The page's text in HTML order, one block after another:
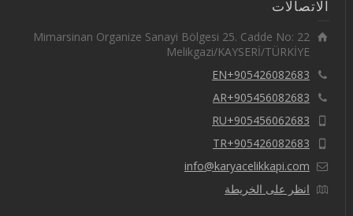
الاتصالات
Mimarsinan Organize Sanayi Bölgesi 25. Cadde No: 22
Melikgazi/KAYSERİ/TÜRKİYE
EN+905426082683
AR+905456082683
RU+905456062683
TR+905426082683
info@karyacelikkapi.com
انظر على الخريطة